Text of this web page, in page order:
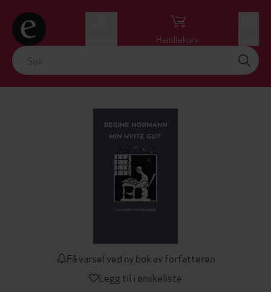
Handlekurv
Få varsel ved ny bok av forfatteren
Legg til i ønskeliste